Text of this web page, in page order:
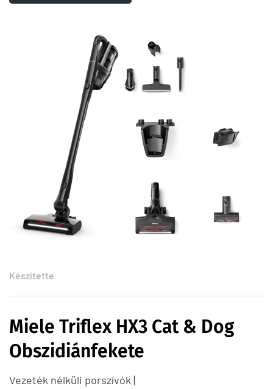
Készítette
Miele Triflex HX3 Cat & Dog
Obszidiánfekete
Vezeték nélküli porszívók |